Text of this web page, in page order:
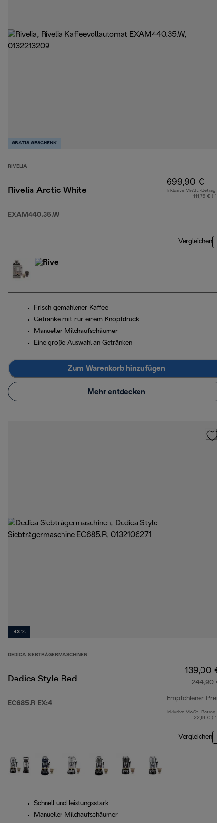
GRATIS-GESCHENK
RIVELIA
Rivelia Arctic White
EXAM440.35.W
699,90 €
Inklusive MwSt.-Betrag
111,75 € (
Vergleichen
Frisch gemahlener Kaffee
Getränke mit nur einem Knopfdruck
Manueller Milchaufschäumer
Eine große Auswahl an Getränken
Zum Warenkorb hinzufügen
Mehr entdecken
-43 %
DEDICA SIEBTRÄGERMASCHINEN
Dedica Style Red
EC685.R EX:4
139,00
244,90
Empfohlener
Inklusive MwSt.-Betrag
22,19 € (
Vergleichen
Schnell und leistungsstark
Manueller Milchaufschäumer